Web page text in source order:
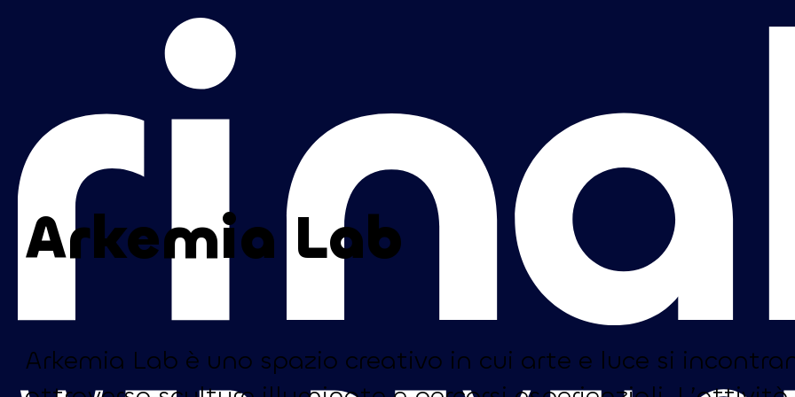
Vai al piè di pagina
Arkemia Lab
Arkemia Lab è uno spazio creativo in cui arte e luce si